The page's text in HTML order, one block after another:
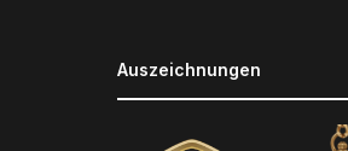
Auszeichnungen